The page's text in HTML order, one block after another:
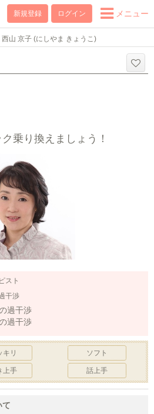
新規登録 ログイン メニュー
西山 京子 (にしやま きょうこ)
乗り換えましょう！
スト
干渉
過干渉
過干渉
キリ ソフト
上手 話上手
て